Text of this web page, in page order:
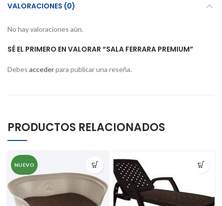
VALORACIONES (0)
No hay valoraciones aún.
SÉ EL PRIMERO EN VALORAR “SALA FERRARA PREMIUM”
Debes accederpara publicar una reseña.
PRODUCTOS RELACIONADOS
NUEVO